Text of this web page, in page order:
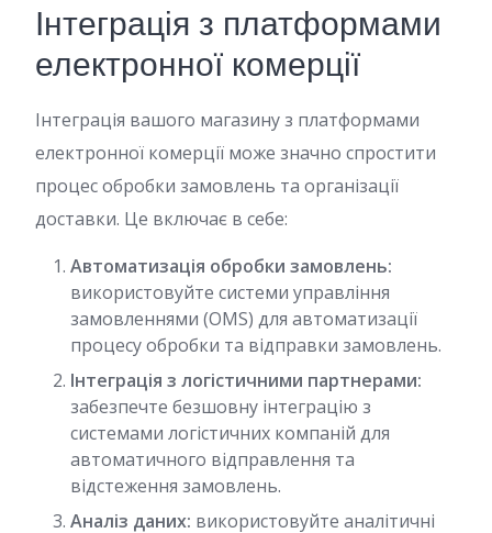
Інтеграція з платформами
електронної комерції
Інтеграція вашого магазину з платформами
електронної комерції може значно спростити
процес обробки замовлень та організації
доставки. Це включає в себе:
Автоматизація обробки замовлень:
використовуйте системи управління
замовленнями (OMS) для автоматизації
процесу обробки та відправки замовлень.
Інтеграція з логістичними партнерами:
забезпечте безшовну інтеграцію з
системами логістичних компаній для
автоматичного відправлення та
відстеження замовлень.
Аналіз даних: використовуйте аналітичні